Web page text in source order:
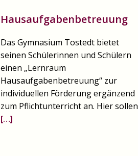
Hausaufgabenbetreuung
Das Gymnasium Tostedt bietet
seinen Schülerinnen und Schülern
einen „Lernraum
Hausaufgabenbetreuung“ zur
individuellen Förderung ergänzend
zum Pflichtunterricht an. Hier sollen
[…]